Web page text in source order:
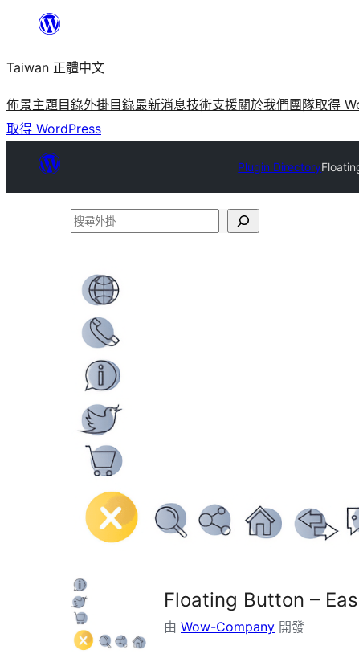
主
要
內
容
Taiwan 正體中文
佈景主題目錄外掛目錄最新消息技術支援關於我們 團隊取得
取得 WordPress
Plugin Directory
搜
掛
Floating Button –
由 Wow-Company 開發